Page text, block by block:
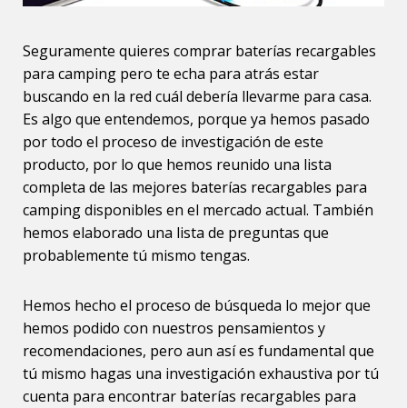
Seguramente quieres comprar baterías recargables
para camping pero te echa para atrás estar
buscando en la red cuál debería llevarme para casa.
Es algo que entendemos, porque ya hemos pasado
por todo el proceso de investigación de este
producto, por lo que hemos reunido una lista
completa de las mejores baterías recargables para
camping disponibles en el mercado actual. También
hemos elaborado una lista de preguntas que
probablemente tú mismo tengas.
Hemos hecho el proceso de búsqueda lo mejor que
hemos podido con nuestros pensamientos y
recomendaciones, pero aun así es fundamental que
tú mismo hagas una investigación exhaustiva por tú
cuenta para encontrar baterías recargables para